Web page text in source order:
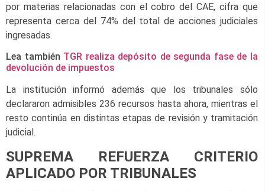
por materias relacionadas con el cobro del CAE, cifra que
representa cerca del 74% del total de acciones judiciales
ingresadas.
Lea también TGR realiza depósito de segunda fase de la
devolución de impuestos
La institución informó además que los tribunales sólo
declararon admisibles 236 recursos hasta ahora, mientras el
resto continúa en distintas etapas de revisión y tramitación
judicial.
SUPREMA REFUERZA CRITERIO
APLICADO POR TRIBUNALES